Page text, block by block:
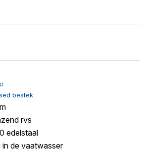
bestek
rvs
edelstaal
in de vaatwasser